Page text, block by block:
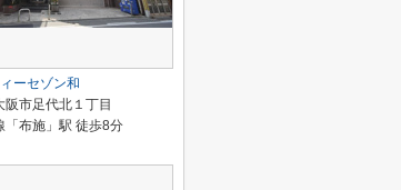
ーセゾン和
阪市足代北１丁目
「布施」駅 徒歩8分